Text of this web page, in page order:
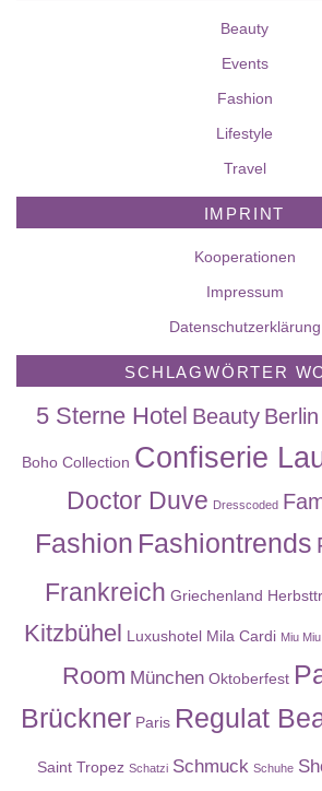
Beauty
Events
Fashion
Lifestyle
Travel
IMPRINT
Kooperationen
Impressum
Datenschutzerklärung
SCHLAGWÖRTER
5 Sterne Hotel Beauty Berlin
Boho Collection Confiserie
Doctor Duve Dresscoded
Fashion Fashiontrends
Frankreich Griechenland
Kitzbühel Luxushotel Mila Cardi Miu Miu
Room München Oktoberfest
Brückner Paris Regulat
Saint Tropez Schatzi Schmuck Schuhe